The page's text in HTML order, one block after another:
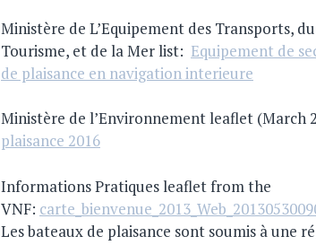
Ministère de L’Equipement des Transports,
Tourisme, et de la Mer list: Equipement de
de plaisance en navigation interieure
Ministère de l’Environnement leaflet (March
plaisance 2016
Informations Pratiques leaflet from the
VNF:
Les bateaux de plaisance sont soumis à une